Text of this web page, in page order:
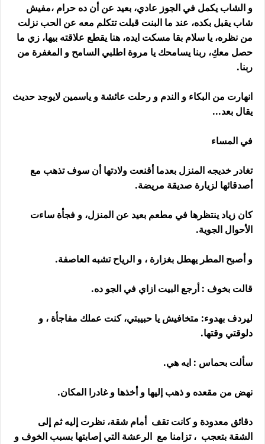
و الشاب يكمل في الجوز عادي، بعيد عن أن ده حرام ،مفيش
شاب يقبل بكده، عند ما البنت قبلت تتكلم معه عن الحب نزلت
من نظره، يا سلام بقا مسكت ايده، هنا يقطع علاقته بيها، زي ما
حصل معكِ، ربنا يسامحك يا مروة اطلبي السامح و المغفرة من
ربنا.
انهارت من البكاء و الندم و رحلت عائشة و ياسمين لايوجد حديث
يقال بعد...
في المساء
تغادر خديجه المنزل بعدما أقنعت ولادتها أن سوف تذهب مع
أصدقائها لزيارة صديقة مريضة.
كان زياد ينتظرها في مطعم بعيد عن المنزل، و فجأة ساءت
الأحوال الجوية.
و أصبح المطر يهطل بغزارة ، و الرياح تشبه العاصفة.
قالت بخوف : أرجع البيت ازاي في الجو ده.
ليردف بهدوء: متخافيش يا حبيبتي، كنت عملك مفاجأة ، و
دلوقتي وقتها.
سألت بحماس : ايه هي.
نهض من مقعده و ذهب إليها و أخذها و غادرا المكان.
دقائق معدودة و كانت تقف أمام شقة، نظرت إليه ثم إلى
الشقة بتعجب ، تزامنا مع الرعشة التي إصابتها بسبب الخوف و